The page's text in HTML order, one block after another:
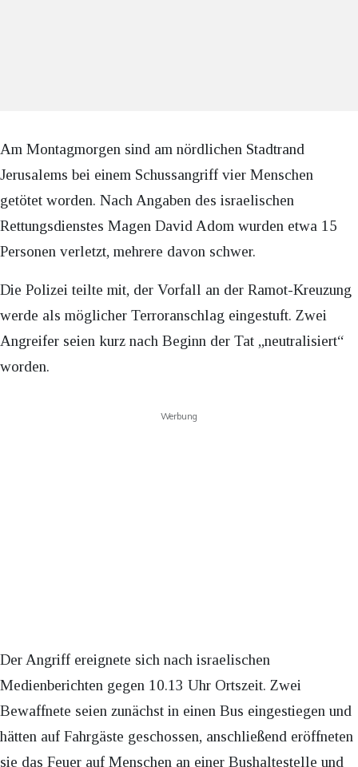
Am Montagmorgen sind am nördlichen Stadtrand
Jerusalems bei einem Schussangriff vier Menschen
getötet worden. Nach Angaben des israelischen
Rettungsdienstes Magen David Adom wurden etwa 15
Personen verletzt, mehrere davon schwer.
Die Polizei teilte mit, der Vorfall an der Ramot-Kreuzung
werde als möglicher Terroranschlag eingestuft. Zwei
Angreifer seien kurz nach Beginn der Tat „neutralisiert“
worden.
Werbung
Der Angriff ereignete sich nach israelischen
Medienberichten gegen 10.13 Uhr Ortszeit. Zwei
Bewaffnete seien zunächst in einen Bus eingestiegen und
hätten auf Fahrgäste geschossen, anschließend eröffneten
sie das Feuer auf Menschen an einer Bushaltestelle und